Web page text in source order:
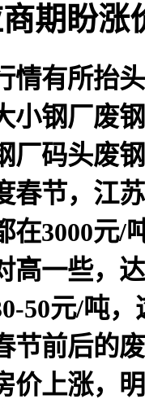
期盼涨
情有所抬
小钢厂废
厂码头废
春节，江
在3000元/
高一些，
50元/吨
节前后的
价上涨，